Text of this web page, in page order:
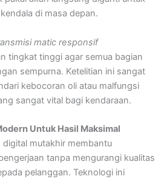
di masa depan.
matic responsif
tingkat tinggi agar semua bagian
sempurna. Ketelitian ini sangat
kebocoran oli atau malfungsi
sangat vital bagi kendaraan.
Untuk Hasil Maksimal
digital mutakhir membantu
tanpa mengurangi kualitas
pelanggan. Teknologi ini